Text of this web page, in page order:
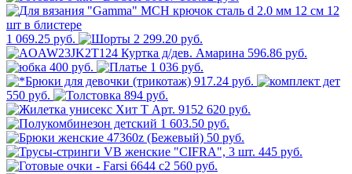
1 069.25 руб.
2 299.20 руб.
596.86 руб.
400 руб.
1 036 руб.
917.24 руб.
550 руб.
894 руб.
620 руб.
1 603.50 руб.
50 руб.
445 руб.
560 руб.